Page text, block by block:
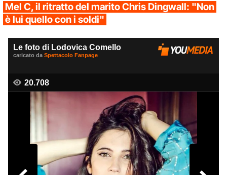
Mel C, il ritratto del marito Chris Dingwall: "Non
è lui quello con i soldi"